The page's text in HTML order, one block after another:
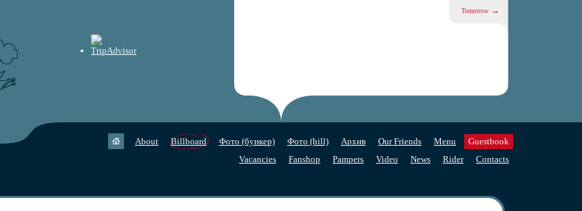
Tomorrow →
About Billboard Фото (бункер) Фото (hill) Архив Our Friends Menu
Guestbook
Vacancies
Fanshop Pampers Video News Rider Contacts